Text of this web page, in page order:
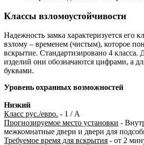
Классы взломоустойчивости
Надежность замка характеризуется его
взлому – временем (чистым), которое
вскрытие. Стандартизировано 4 класса.
изделий они обозначаются цифрами, а
буквами.
Уровень охранных возможностей
Низкий
Класс рус./евро. - 1 / А
Прогнозируемое место установки -
межкомнатные двери и двери для
Требуемое время для вскрытия - от 2